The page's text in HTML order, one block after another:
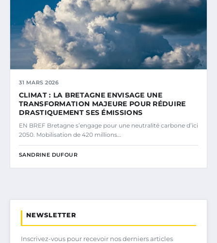
31 MARS 2026
CLIMAT : LA BRETAGNE ENVISAGE UNE
TRANSFORMATION MAJEURE POUR RÉDUIRE
DRASTIQUEMENT SES ÉMISSIONS
EN BREF Bretagne s’engage pour une neutralité carbone d’ici
2050. Mobilisation de 420 millions…
SANDRINE DUFOUR
NEWSLETTER
Inscrivez-vous pour recevoir nos derniers articles